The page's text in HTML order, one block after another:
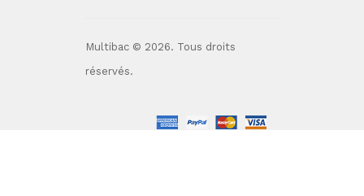
Multibac © 2026. Tous droits
réservés.